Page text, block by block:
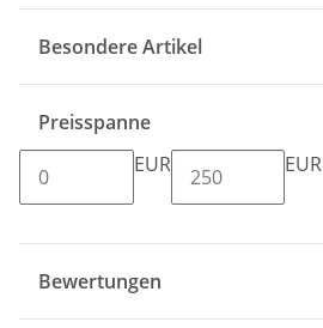
Besondere Artikel
Preisspanne
EUR
EUR
Bewertungen